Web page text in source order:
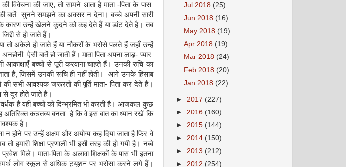
विवेचना की जाए, तो सामने आता है माता-पिता के पास
बातें सुनने समझने का अवसर न देना। बच्चे अपनी सारी
के कारण उन्हें खेलने कूदने को कह देते हैं या डांट देते है। तब
से हो जाते हैं।
तो अकेले हो जाते हैं या नौकरों के भरोसे पलते हैं जहाँ उन्हें
ऐसी बातें हो जाती हैं। माता पिता अपना लाड़-प्यार
बच्चों से पूरी करवाना चाहते हैं। उनकी रुचि का
है,जिसमें उनकी रूचि ही नहीं होती। आगे उनके हिसाब
की सभी आवश्यक जरूरतों की पूर्ति माता-पिता कर देते हैं।
से दूर होते जाते हैं।
है वहीं बच्चों को दिग्भ्रमित भी करती है। आजकल कुछ
अतिरिक्त कत्र्तव्य बनता है कि वे इस बात का ध्यान रखें कि
है।
होने पर उन्हें अक्षम और अयोग्य कह दिया जाता है फिर वे
शिक्षा प्रणाली भी इसी तरह की हो गयी है। नब्बे
मिले। माता-पिता के अलावा शिक्षकों के पास भी इतना
लोग स्कूल से अधिक ट्यूशन पर भरोसा करने लगे हैं।
Jul 2018 (25)
Jun 2018 (16)
May 2018 (19)
Apr 2018 (19)
Mar 2018 (24)
Feb 2018 (20)
Jan 2018 (22)
► 2017 (227)
► 2016 (160)
► 2015 (144)
► 2014 (150)
► 2013 (212)
► 2012 (254)